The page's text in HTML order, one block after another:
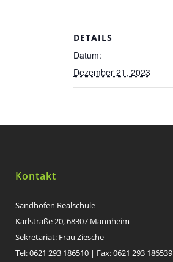
DETAILS
Datum:
Dezember 21, 2023
Kontakt
Sandhofen Realschule
Karlstraße 20, 68307 Mannheim
Sekretariat: Frau Ziesche
Tel: 0621 293 186510 | Fax: 0621 293 186539